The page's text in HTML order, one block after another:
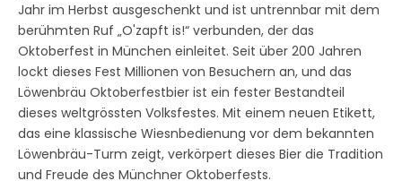
Jahr im Herbst ausgeschenkt und ist untrennbar mit dem
berühmten Ruf „O'zapft is!“ verbunden, der das
Oktoberfest in München einleitet. Seit über 200 Jahren
lockt dieses Fest Millionen von Besuchern an, und das
Löwenbräu Oktoberfestbier ist ein fester Bestandteil
dieses weltgrössten Volksfestes. Mit einem neuen Etikett,
das eine klassische Wiesnbedienung vor dem bekannten
Löwenbräu-Turm zeigt, verkörpert dieses Bier die Tradition
und Freude des Münchner Oktoberfests.